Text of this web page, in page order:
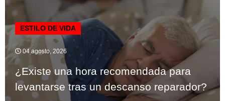
ESTILO DE VIDA
04 agosto, 2026
¿Existe una hora recomendada para
levantarse tras un descanso reparador?